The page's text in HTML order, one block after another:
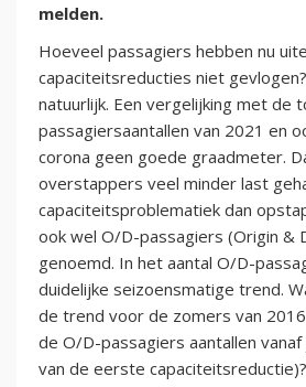
melden.
Hoeveel passagiers hebben nu
capaciteitsreducties niet
natuurlijk. Een vergelijking met de
passagiersaantallen van 2021 en
corona geen goede graadmeter.
overstappers veel minder last
capaciteitsproblematiek dan
ook wel O/D-passagiers (Origin &
genoemd. In het aantal O/D-
duidelijke seizoensmatige trend.
de trend voor de zomers van
de O/D-passagiers aantallen
van de eerste capaciteitsreductie)?